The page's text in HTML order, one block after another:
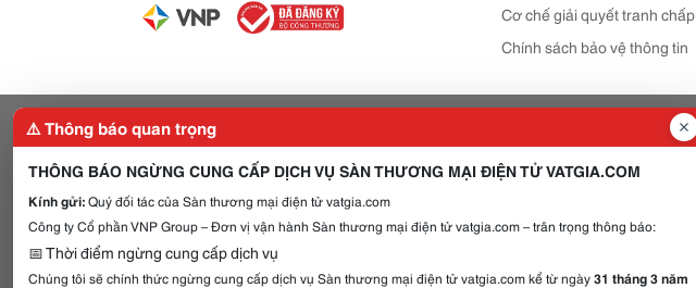
Cơ chế giải quyết tranh chấp
Chính sách bảo vệ thông tin
⚠️ Thông báo quan trọng
THÔNG BÁO NGỪNG CUNG CẤP DỊCH VỤ SÀN THƯƠNG MẠI ĐIỆN TỬ VATGIA.COM
Kính gửi:Quý đối tác của Sàn thương mại điện tử vatgia.com
Công ty Cổ phần VNP Group – Đơn vị vận hành Sàn thương mại điện tử vatgia.com – trân trọng thông báo:
📅 Thời điểm ngừng cung cấp dịch vụ
Chúng tôi sẽ chính thức ngừng cung cấp dịch vụ Sàn thương mại điện tử vatgia.com kể từ ngày31 tháng 3 năm